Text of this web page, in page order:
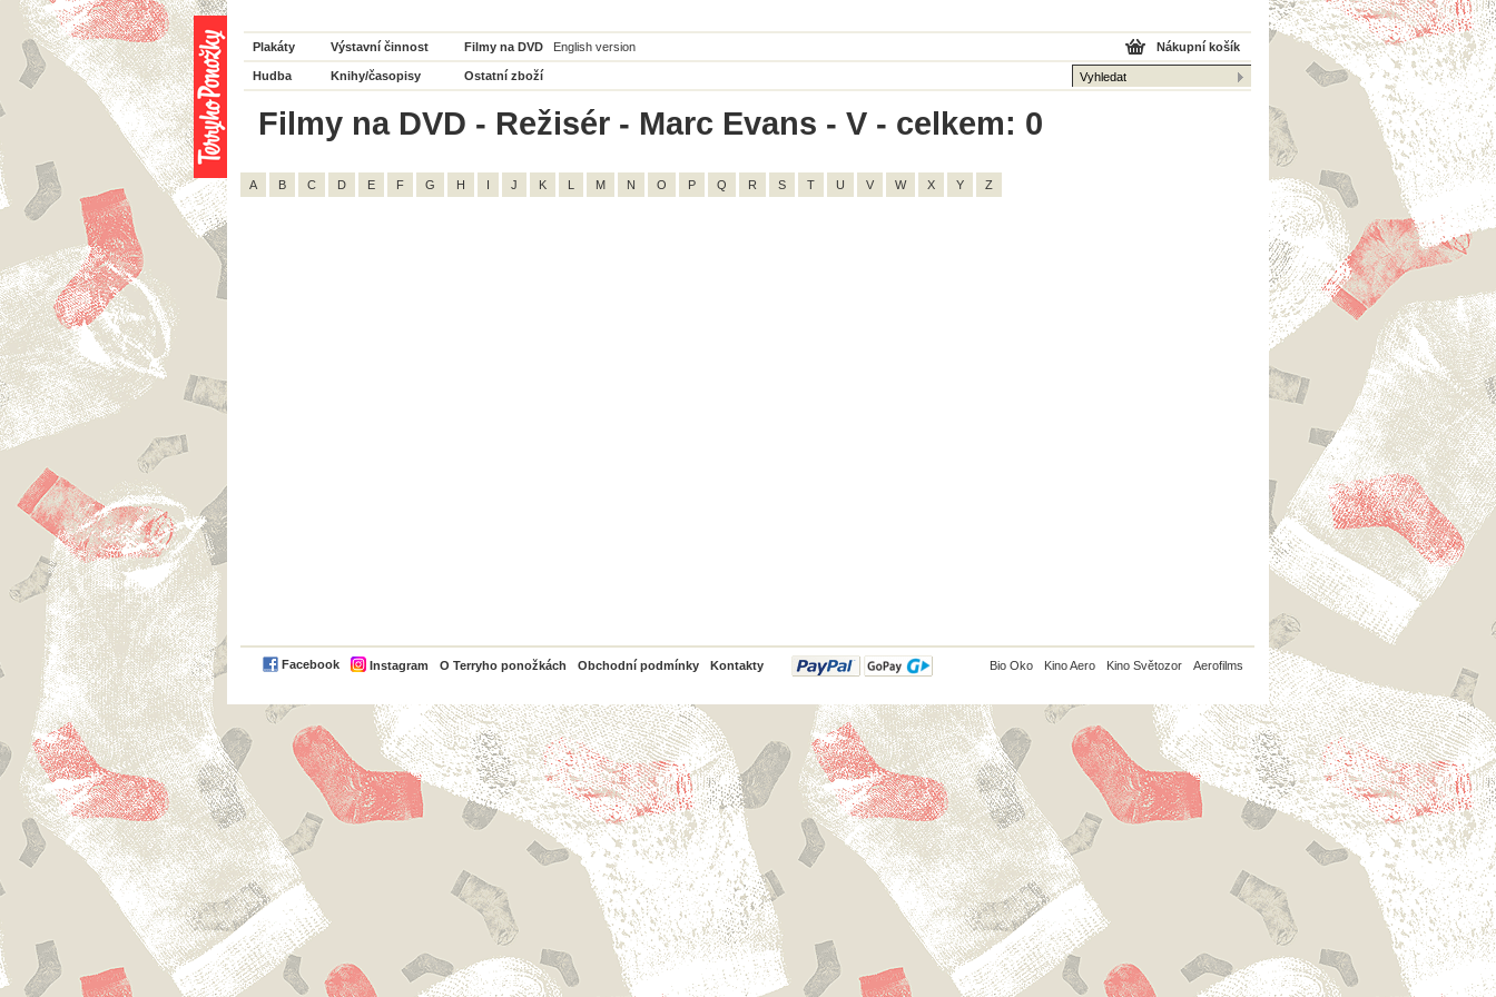
Plakáty Výstavní činnost Filmy na DVD English version
Hudba Knihy/časopisy Ostatní zboží
Nákupní košík
Filmy na DVD - Režisér - Marc Evans - V - celkem: 0
A B C D E F G H I J K L M N O P Q R S T U V W X Y Z
Facebook Instagram O Terryho ponožkách Obchodní podmínky Kontakty
PayPal Bio Oko Kino Aero Kino Světozor Aerofilms